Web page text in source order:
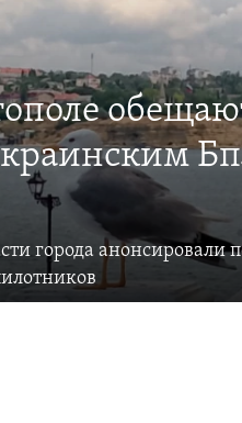
города анонсировали